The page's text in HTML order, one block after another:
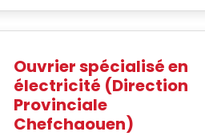
Ouvrier spécialisé en
électricité (Direction
Provinciale
Chefchaouen)